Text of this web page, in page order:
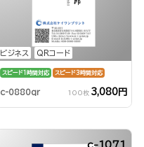
ビジネス QRコード
スピード1時間対応 スピード3時間対応
c-0880qr 100枚 3,080円